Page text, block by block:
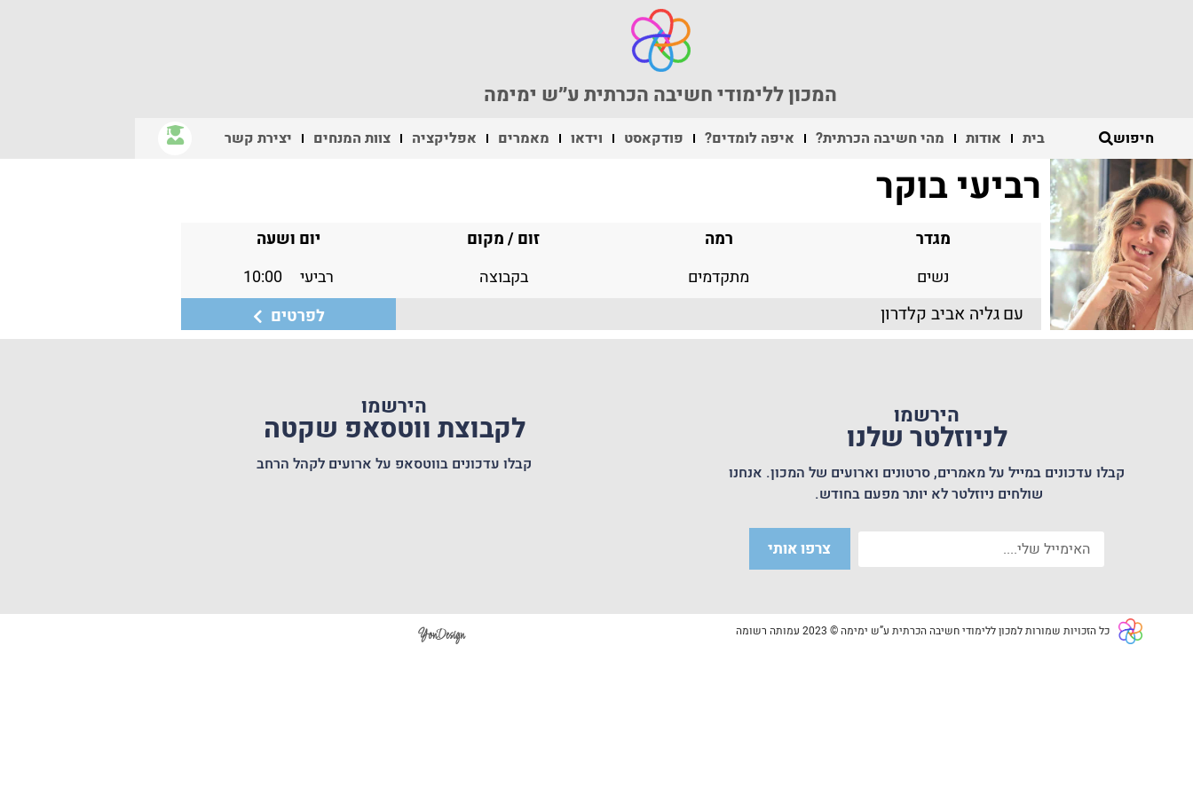
המכון ללימודי חשיבה הכרתית ע״ש ימימה
חיפוש בית אודות מהי חשיבה הכרתית? איפה לומדים? פודקאסט וידאו מאמרים אפליקציה צוות המנחים יצירת קשר
רביעי בוקר
מגדר
נשים
רמה
מתקדמים
זום / מקום
בקבוצה
יום ושעה
רביעי
10:00
עםגליה אביב קלדרון לפרטים
הירשמו
לניוזלטר שלנו
קבלו עדכונים במייל על מאמרים, סרטונים וארועים של המכון. אנחנו
שולחים ניוזלטר לא יותר מפעם בחודש.
צרפו אותי
הירשמו
לקבוצת ווטסאפ שקטה
קבלו עדכונים בווטסאפ על ארועים לקהל הרחב
כל הזכויות שמורות למכון ללימודי חשיבה הכרתית ע”ש ימימה © 2023 עמותה רשומה YonDesign